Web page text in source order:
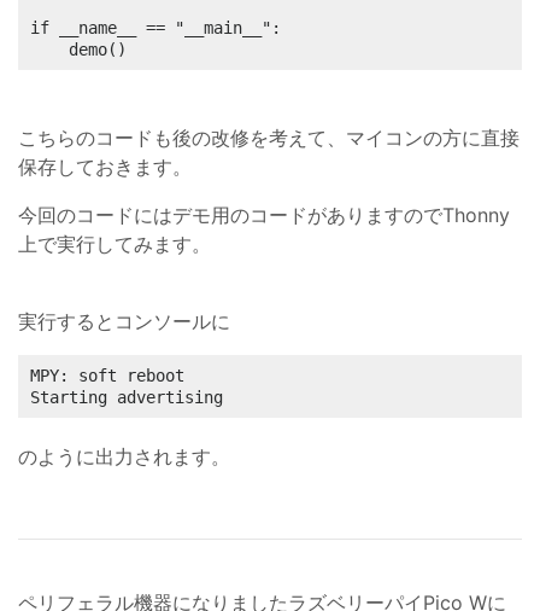
if __name__ == "__main__":
    demo()
こちらのコードも後の改修を考えて、マイコンの方に直接
保存しておきます。
今回のコードにはデモ用のコードがありますのでThonny
上で実行してみます。
実行するとコンソールに
MPY: soft reboot
Starting advertising
のように出力されます。
ペリフェラル機器になりましたラズベリーパイPico Wに